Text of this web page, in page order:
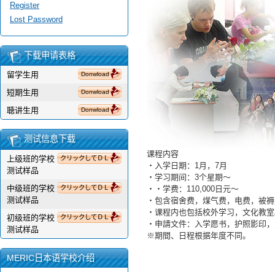
Register
Lost Password
下载申请表格
留学生用 Donwload
短期生用 Donwload
聴讲生用 Donwload
测试信息下载
クリックしてＤＬ
上级班的学校
测试样品
クリックしてＤＬ
中级班的学校
测试样品
クリックしてＤＬ
初级班的学校
测试样品
MERIC日本语学校介绍
课程内容
・入学日期：1月，7月
・学习期间：3个星期～
・・学费：110,000日元～
・包含宿舍费，煤气费，电费，被
・课程内也包括校外学习，文化教
・申請文件：入学愿书，护照影印
※期間、日程根据年度不同。